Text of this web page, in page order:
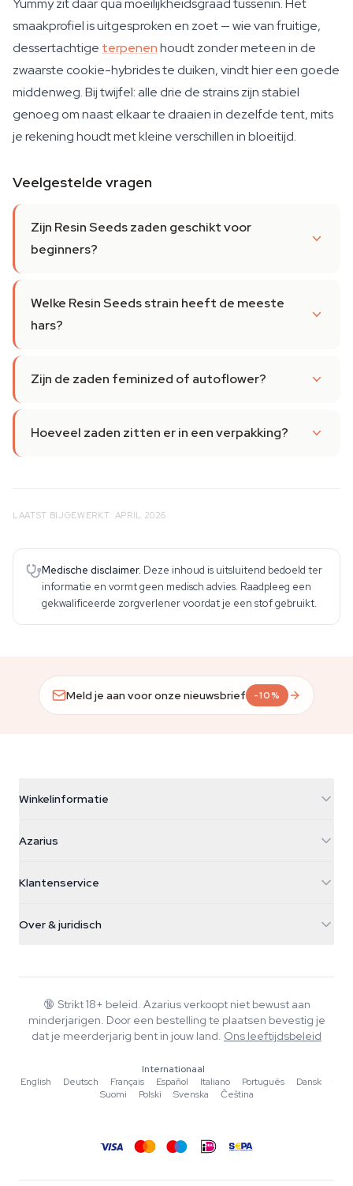
Yummy zit daar qua moeilijkheidsgraad tussenin. Het
smaakprofiel is uitgesproken en zoet — wie van fruitige,
dessertachtige terpenenhoudt zonder meteen in de
zwaarste cookie-hybrides te duiken, vindt hier een goede
middenweg. Bij twijfel: alle drie de strains zijn stabiel
genoeg om naast elkaar te draaien in dezelfde tent, mits
je rekening houdt met kleine verschillen in bloeitijd.
Veelgestelde vragen
Zijn Resin Seeds zaden geschikt voor
beginners?
Welke Resin Seeds strain heeft de meeste
hars?
Zijn de zaden feminized of autoflower?
Hoeveel zaden zitten er in een verpakking?
LAATST BIJGEWERKT: APRIL 2026
Medische disclaimer. Deze inhoud is uitsluitend bedoeld ter
informatie en vormt geen medisch advies. Raadpleeg een
gekwalificeerde zorgverlener voordat je een stof gebruikt.
Meld je aan voor onze nieuwsbrief -10%
Winkelinformatie
Galvaniweg 11
Nederland
+31(0)204897914
Azarius
Smokeshop
Klantenservice
Retourbeleid
Veelgestelde vragen
Privacybeleid
Over & juridisch
Wiki
Muziek
Redactionele normen
Tools & Calculators
🔞 Strikt 18+ beleid. Azarius verkoopt niet bewust aan
minderjarigen. Door een bestelling te plaatsen bevestig je
dat je meerderjarig bent in jouw land. Ons leeftijdsbeleid
Internationaal
English
·Deutsch ·Français ·Español ·Italiano ·Português ·Dansk
·
Suomi
·Polski ·Svenska ·Čeština